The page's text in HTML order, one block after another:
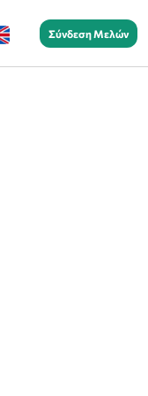
Σύνδεση Μελών